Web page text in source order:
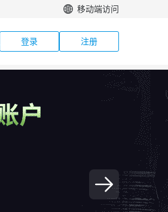
移动端访问
登录 注册